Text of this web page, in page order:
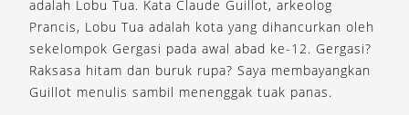
adalah Lobu Tua. Kata Claude Guillot, arkeolog
Prancis, Lobu Tua adalah kota yang dihancurkan oleh
sekelompok Gergasi pada awal abad ke-12. Gergasi?
Raksasa hitam dan buruk rupa? Saya membayangkan
Guillot menulis sambil menenggak tuak panas.